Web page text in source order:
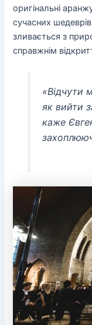
оригінальні
сучасних
зливається з
справжнім
«Відчути
як вийти
каже